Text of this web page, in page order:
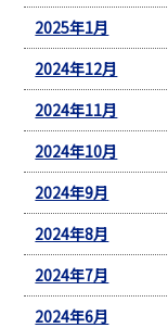
2025年1月
2024年12月
2024年11月
2024年10月
2024年9月
2024年8月
2024年7月
2024年6月